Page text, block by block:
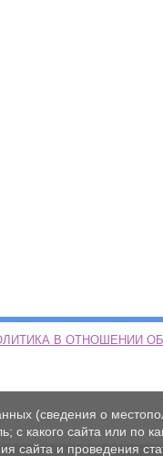
В ОТНОШЕНИИ
(сведения о
с какого сайта или по
сайта и проведения